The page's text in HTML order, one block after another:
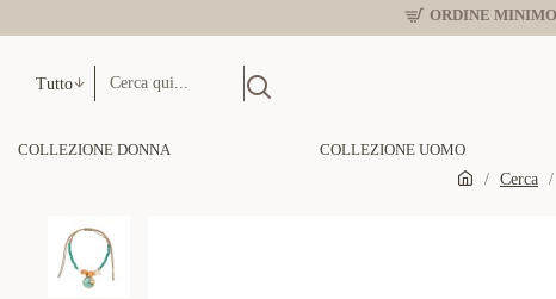
ORDINE MINIMO
Tutto
COLLEZIONE DONNA COLLEZIONE UOMO
Cerca